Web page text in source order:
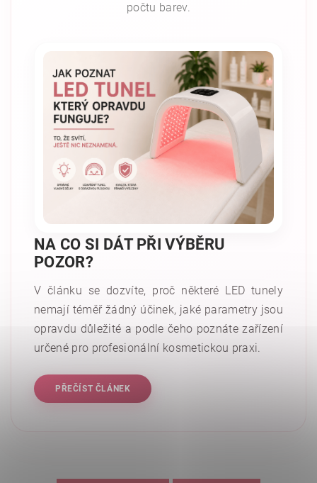
počtu barev.
NA CO SI DÁT PŘI VÝBĚRU
POZOR?
V článku se dozvíte, proč některé LED tunely
nemají téměř žádný účinek, jaké parametry jsou
opravdu důležité a podle čeho poznáte zařízení
určené pro profesionální kosmetickou praxi.
PŘEČÍST ČLÁNEK